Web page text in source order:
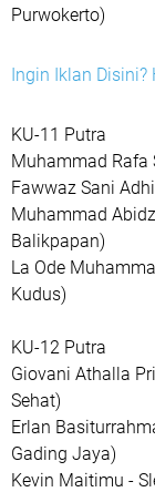
Purwokerto)
Ingin Iklan Disini?
KU-11 Putra
Muhammad Rafa
Fawwaz Sani
Muhammad
Balikpapan)
La Ode
Kudus)
KU-12 Putra
Giovani Athalla
Sehat)
Erlan
Gading Jaya)
Kevin Maitimu -